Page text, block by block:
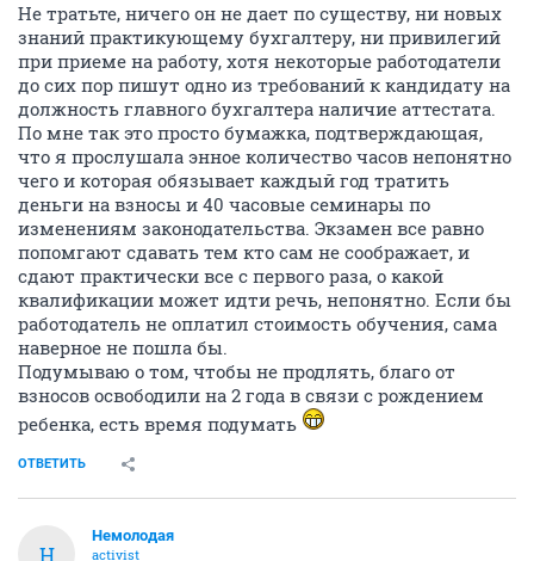
Не тратьте, ничего он не дает по существу, ни новых
знаний практикующему бухгалтеру, ни привилегий
при приеме на работу, хотя некоторые работодатели
до сих пор пишут одно из требований к кандидату на
должность главного бухгалтера наличие аттестата.
По мне так это просто бумажка, подтверждающая,
что я прослушала энное количество часов непонятно
чего и которая обязывает каждый год тратить
деньги на взносы и 40 часовые семинары по
изменениям законодательства. Экзамен все равно
попомгают сдавать тем кто сам не соображает, и
сдают практически все с первого раза, о какой
квалификации может идти речь, непонятно. Если бы
работодатель не оплатил стоимость обучения, сама
наверное не пошла бы.
Подумываю о том, чтобы не продлять, благо от
взносов освободили на 2 года в связи с рождением
ребенка, есть время подумать
ОТВЕТИТЬ
Н
Немолодая
activist